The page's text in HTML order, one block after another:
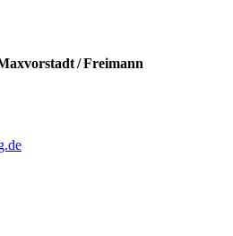
⁠/ Freimann